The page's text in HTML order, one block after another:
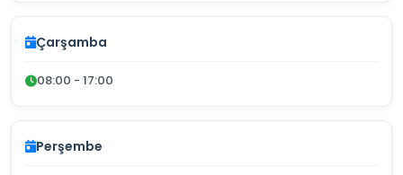
Çarşamba
08:00 - 17:00
Perşembe